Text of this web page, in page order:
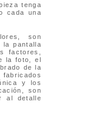
tenga
cada una
son
la pantalla
factores,
la foto, el
de la
y los
son
al detalle